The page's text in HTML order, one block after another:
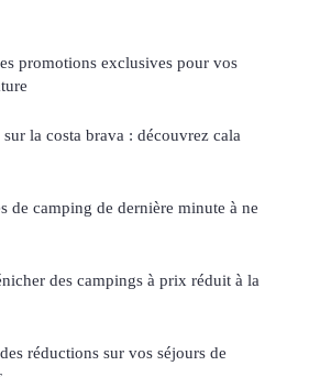
promotions exclusives pour vos
la costa brava : découvrez cala
de camping de dernière minute à ne
des campings à prix réduit à la
réductions sur vos séjours de